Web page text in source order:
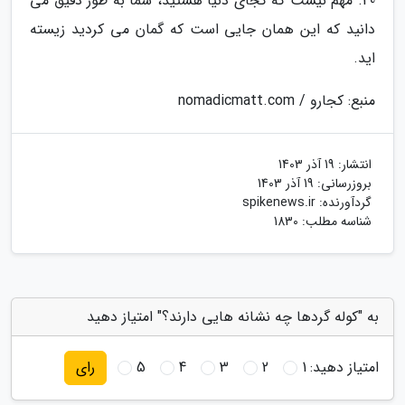
دانید که این همان جایی است که گمان می کردید زیسته
اید.
منبع: کجارو / nomadicmatt.com
انتشار: 19 آذر 1403
بروزرسانی: 19 آذر 1403
گردآورنده: spikenews.ir
شناسه مطلب: 1830
به "کوله گردها چه نشانه هایی دارند؟" امتیاز دهید
امتیاز دهید:1
2
3
4
5 رای